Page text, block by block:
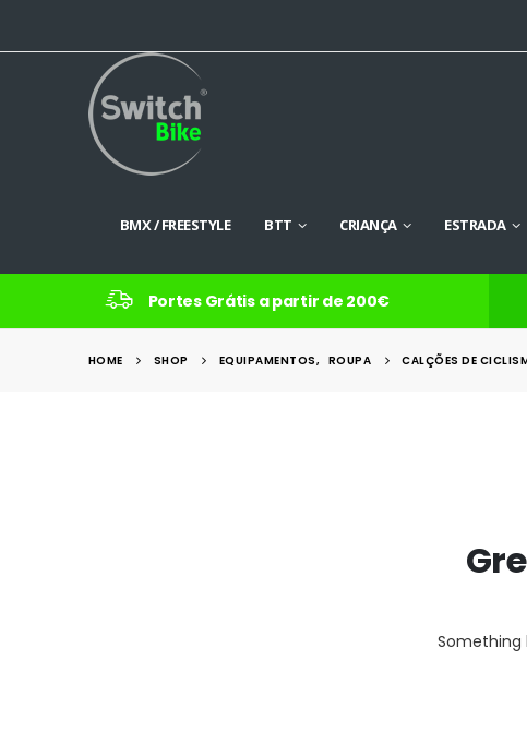
BMX / FREESTYLE BTT CRIANÇA ESTRADA
Portes Grátis a partir de 200€
HOME SHOP EQUIPAMENTOS, ROUPA CALÇÕES DE
Something